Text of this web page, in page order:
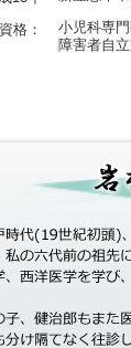
資格：
小児科専
障害者自